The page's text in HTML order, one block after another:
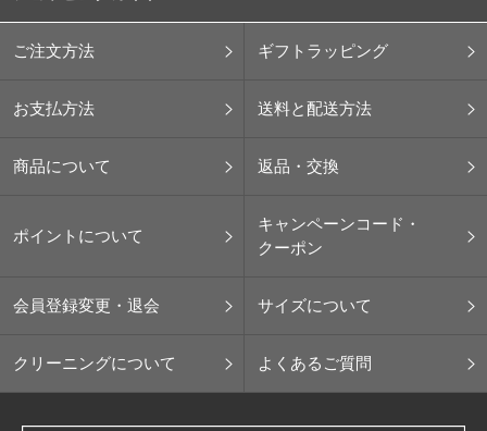
ご注文方法 ギフトラッピング
お支払方法 送料と配送方法
商品について 返品・交換
ポイントについて
キャンペーンコード・
クーポン
会員登録変更・退会 サイズについて
クリーニングについて よくあるご質問